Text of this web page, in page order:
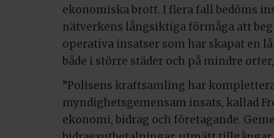
ekonomiska brott. I flera fall bedöms
nätverkens långsiktiga förmåga att
operativa insatser som har skapat en
både i större städer och på mindre
”Polisens kraftsamling har
myndighetsgemensam insats, kallad
ekonomi, bidrag och företagande.